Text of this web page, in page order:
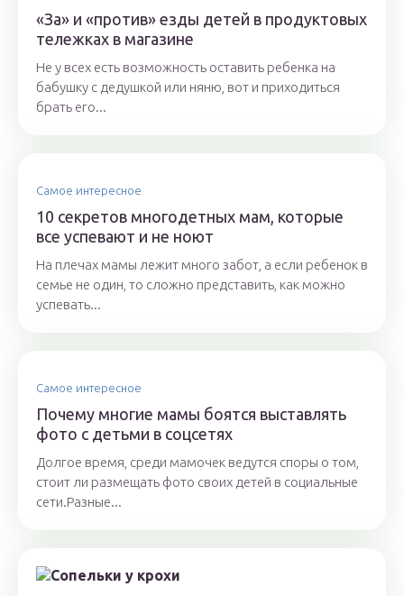
«За» и «против» езды детей в продуктовых
тележках в магазине
Не у всех есть возможность оставить ребенка на
бабушку с дедушкой или няню, вот и приходиться
брать его...
Самое интересное
10 секретов многодетных мам, которые
все успевают и не ноют
На плечах мамы лежит много забот, а если ребенок в
семье не один, то сложно представить, как можно
успевать...
Самое интересное
Почему многие мамы боятся выставлять
фото с детьми в соцсетях
Долгое время, среди мамочек ведутся споры о том,
стоит ли размещать фото своих детей в социальные
сети.Разные...